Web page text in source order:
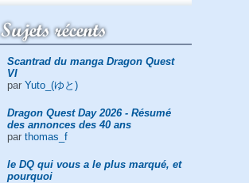
Sujets récents
Scantrad du manga Dragon Quest
VI
par Yuto_(ゆと)
Dragon Quest Day 2026 - Résumé
des annonces des 40 ans
par thomas_f
le DQ qui vous a le plus marqué, et
pourquoi